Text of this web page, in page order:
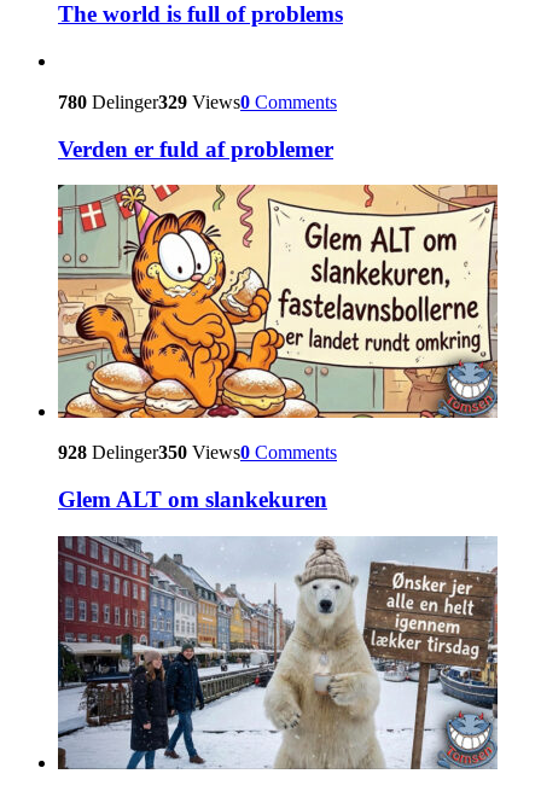
The world is full of problems
780 Delinger329 Views0 Comments
Verden er fuld af problemer
928 Delinger350 Views0 Comments
Glem ALT om slankekuren